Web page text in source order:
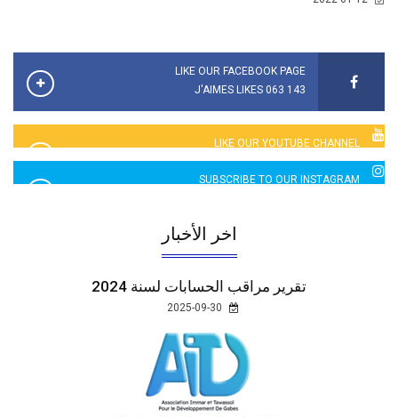
LIKE OUR FACEBOOK PAGE
143 063 J'AIMES LIKES
LIKE OUR YOUTUBE CHANNEL
2760 LIKES
SUBSCRIBE TO OUR INSTAGRAM
اخر الأخبار
تقرير مراقب الحسابات لسنة 2024